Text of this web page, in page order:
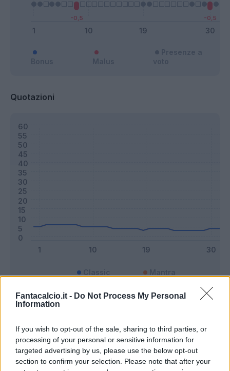
Fantacalcio.it - Do Not Process My Personal
Information
If you wish to opt-out of the sale, sharing to third parties, or
processing of your personal or sensitive information for
targeted advertising by us, please use the below opt-out
section to confirm your selection. Please note that after your
Quotazioni
Classic Mantra
Riepilogo stagione
Titolare
Entrato 4 - 10
Squalificato